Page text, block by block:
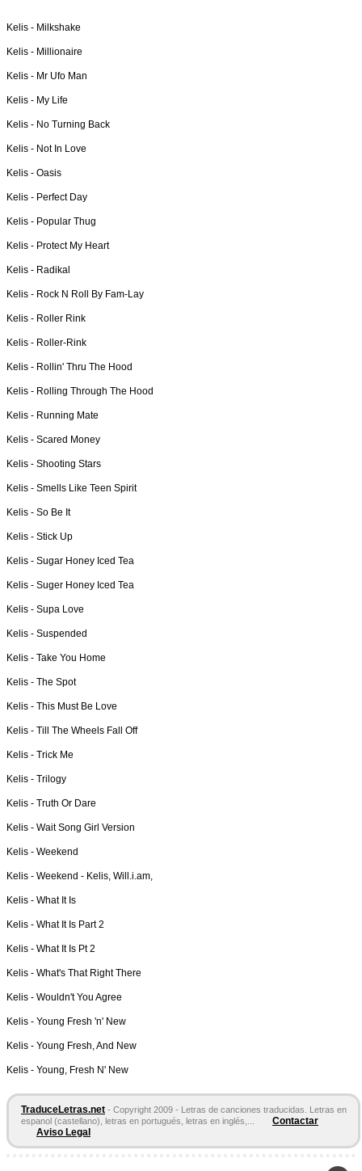
Kelis - Milkshake
Kelis - Millionaire
Kelis - Mr Ufo Man
Kelis - My Life
Kelis - No Turning Back
Kelis - Not In Love
Kelis - Oasis
Kelis - Perfect Day
Kelis - Popular Thug
Kelis - Protect My Heart
Kelis - Radikal
Kelis - Rock N Roll By Fam-Lay
Kelis - Roller Rink
Kelis - Roller-Rink
Kelis - Rollin' Thru The Hood
Kelis - Rolling Through The Hood
Kelis - Running Mate
Kelis - Scared Money
Kelis - Shooting Stars
Kelis - Smells Like Teen Spirit
Kelis - So Be It
Kelis - Stick Up
Kelis - Sugar Honey Iced Tea
Kelis - Suger Honey Iced Tea
Kelis - Supa Love
Kelis - Suspended
Kelis - Take You Home
Kelis - The Spot
Kelis - This Must Be Love
Kelis - Till The Wheels Fall Off
Kelis - Trick Me
Kelis - Trilogy
Kelis - Truth Or Dare
Kelis - Wait Song Girl Version
Kelis - Weekend
Kelis - Weekend - Kelis, Will.i.am,
Kelis - What It Is
Kelis - What It Is Part 2
Kelis - What It Is Pt 2
Kelis - What's That Right There
Kelis - Wouldn't You Agree
Kelis - Young Fresh 'n' New
Kelis - Young Fresh, And New
Kelis - Young, Fresh N' New
TraduceLetras.net - Copyright 2009 - Letras de canciones traducidas. Letras en
espanol (castellano), letras en portugués, letras en inglés,...
Contactar
Aviso Legal